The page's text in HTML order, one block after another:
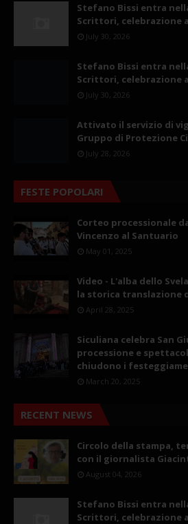
Stefano Bissi entra
Scrittori, celebrazione a
July 30, 2026
Stefano Bissi entra
Scrittori, celebrazione
July 30, 2026
Attivato il servizio di
Gruppo di Protezione
July 28, 2026
FESTE POPOLARI
Corteo processionale
Vincenzo al Santuario
May 01, 2025
Video - L'alba dello
la storica translazione
April 28, 2025
Siculiana celebra San
processione e
chiudono i
March 20, 2025
RECENT NEWS
Circolo della stampa,
con il giornalista
August 04, 2026
Stefano Bissi entra
Scrittori, celebrazione a